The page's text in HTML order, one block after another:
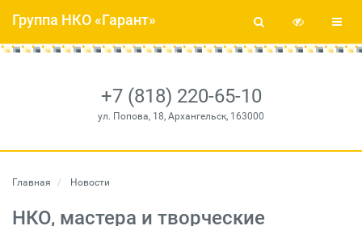
+7 (818) 220-65-10
ул. Попова, 18, Архангельск, 163000
Группа НКО «Гарант»
Главная Новости
НКО, мастера и творческие